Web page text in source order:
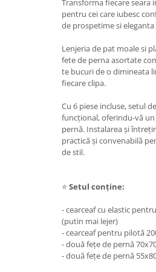
Transforma fiecare seara
pentru cei care iubesc
de prospetime si
Lenjeria de pat moale si
fete de perna asortate
te bucuri de o dimineata
fiecare clipa.
Cu 6 piese incluse, setul
funcțional, oferindu-vă un
pernă. Instalarea și
practică și convenabilă
de stil.
⭐ Setul conține:
- cearceaf cu elastic
(putin mai lejer)
- cearceaf pentru pilotă
- două fețe de pernă
- două fețe de pernă